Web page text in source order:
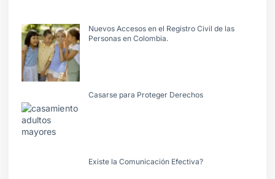
Nuevos Accesos en el Registro Civil de las
Personas en Colombia.
Casarse para Proteger Derechos
Existe la Comunicación Efectiva?